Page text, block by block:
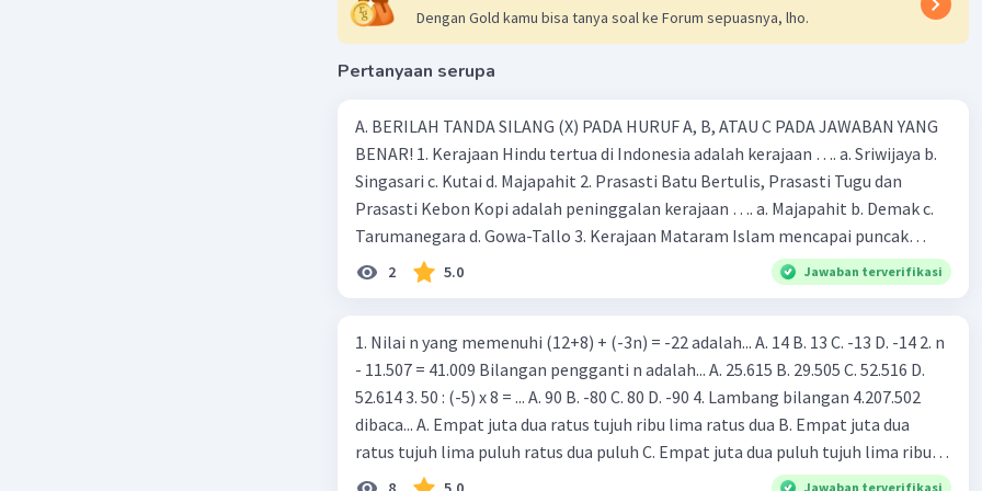
Pantulan ke-3: (setengah dari 1.2) = 0.6 m
Pantulan ke-4: (setengah dari 0.6) = 0.3 m
Sehingga jawaban yang benar adalah:
D.Pntulan ke-2 adalah 240 cm
Beri Rating·4.0(1) Balas
Dengan Gold kamu bisa tanya soal ke Forum sepuasnya, lho.
Pertanyaan serupa
A. BERILAH TANDA SILANG (X) PADA HURUF A, B, ATAU C PADA JAWABAN YANG
BENAR! 1. Kerajaan Hindu tertua di Indonesia adalah kerajaan …. a. Sriwijaya b.
Singasari c. Kutai d. Majapahit 2. Prasasti Batu Bertulis, Prasasti Tugu dan
Prasasti Kebon Kopi adalah peninggalan kerajaan …. a. Majapahit b. Demak c.
Tarumanegara d. Gowa-Tallo 3. Kerajaan Mataram Islam mencapai puncak
kejayaan pada masa pemerintahan …. a. Hayam Wuruk b. Sultan Agung c. Sultan
Ageng Tirtayasa d. Sultan Hasanudin 4. Kerajaan Islam pertama di Indonesia
peninggalan kerajaan Islam, kecuali … a. Masjid Demak b. Menara Kudus c. Candi
Borobudur d. Pondok Pesantren 6. Kerajaan Majapahit dikenal dengan kerajaan
yang mempunyai …. a. Permaisuri yang cantik-cantik b. Angkatan darat yang
banyak c. Raja-raja yang bijak d. Kekuatan maritim yang besar 7. Berikut ini yang
bukan termasuk kenampakan alam adalah …. a. Sungai b. Pelabuhan c. Danau d.
Gunung 8. Daratan yang menjorok ke laut dinamakan …. a. Lembah b. Teluk c.
2 5.0 Jawaban terverifikasi
1. Nilai n yang memenuhi (12+8) + (-3n) = -22 adalah... A. 14 B. 13 C. -13 D. -14 2. n
- 11.507 = 41.009 Bilangan pengganti n adalah... A. 25.615 B. 29.505 C. 52.516 D.
52.614 3. 50 : (-5) x 8 = ... A. 90 B. -80 C. 80 D. -90 4. Lambang bilangan 4.207.502
dibaca... A. Empat juta dua ratus tujuh ribu lima ratus dua B. Empat juta dua
ratus tujuh lima puluh ratus dua puluh C. Empat juta dua puluh tujuh lima ribu
ratus dua puluh D. Empat juta dua puluh tujuh ribu lima ratus dua 5. -280 + (-245)
Jawaban terverifikasi